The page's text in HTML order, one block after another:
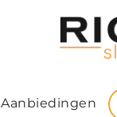
Aanbiedingen